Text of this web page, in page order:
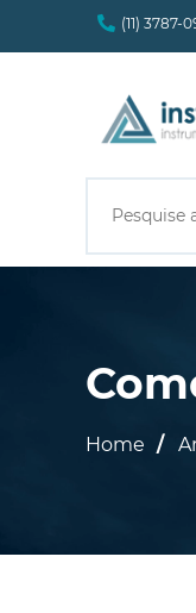
(11) 3787-
Home